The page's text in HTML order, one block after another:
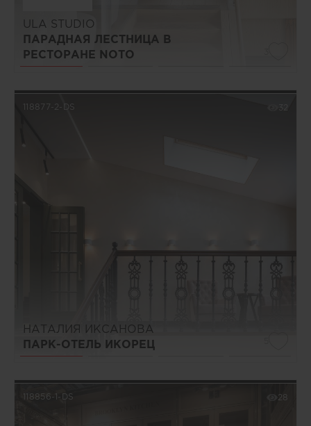
ULA STUDIO
ПАРАДНАЯ ЛЕСТНИЦА В
РЕСТОРАНЕ NOTO
118877-2-DS 32
НАТАЛИЯ ИКСАНОВА
ПАРК-ОТЕЛЬ ИКОРЕЦ
118856-1-DS 28